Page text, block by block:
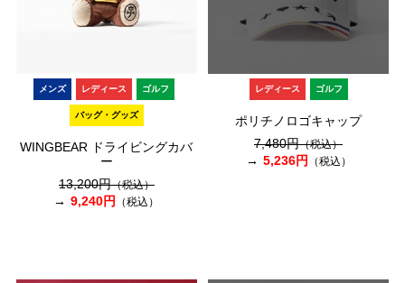
メンズ レディース ゴルフ
バッグ・グッズ
WINGBEAR ドライビングカバ
ー
13,200円（税込）
9,240円 （税込）
レディース ゴルフ
ポリチノロゴキャップ
7,480円（税込）
5,236円 （税込）